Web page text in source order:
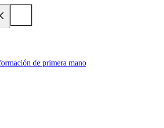
de primera mano